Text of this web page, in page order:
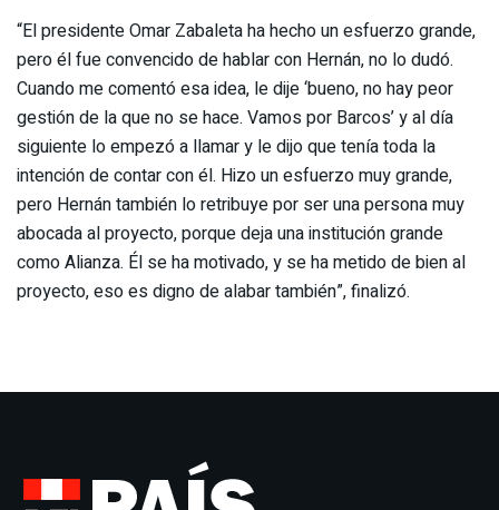
“El presidente Omar Zabaleta ha hecho un esfuerzo grande,
pero él fue convencido de hablar con Hernán, no lo dudó.
Cuando me comentó esa idea, le dije ‘bueno, no hay peor
gestión de la que no se hace. Vamos por Barcos’ y al día
siguiente lo empezó a llamar y le dijo que tenía toda la
intención de contar con él. Hizo un esfuerzo muy grande,
pero Hernán también lo retribuye por ser una persona muy
abocada al proyecto, porque deja una institución grande
como Alianza. Él se ha motivado, y se ha metido de bien al
proyecto, eso es digno de alabar también”, finalizó.